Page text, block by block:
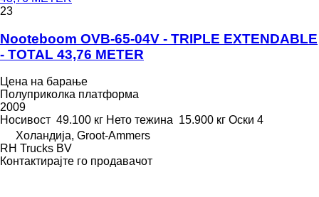
23
Nooteboom OVB-65-04V - TRIPLE EXTENDABLE
- TOTAL 43,76 METER
Цена на барање
Полуприколка платформа
2009
Носивост 49.100 кг Нето тежина 15.900 кг Оски 4
Холандија, Groot-Ammers
RH Trucks BV
Контактирајте го продавачот